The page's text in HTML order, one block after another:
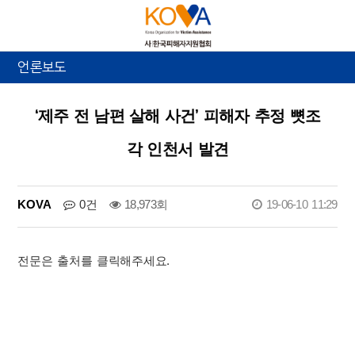
언론보도
‘제주 전 남편 살해 사건’ 피해자 추정 뼛조
각 인천서 발견
KOVA 0건 18,973회 19-06-10 11:29
전문은 출처를 클릭해주세요.